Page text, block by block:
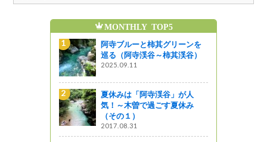
MONTHLY TOP5
阿寺ブルーと柿其グリーンを
巡る（阿寺渓谷～柿其渓谷）
2025.09.11
夏休みは「阿寺渓谷」が人
気！～木曽で過ごす夏休み
（その１）
2017.08.31